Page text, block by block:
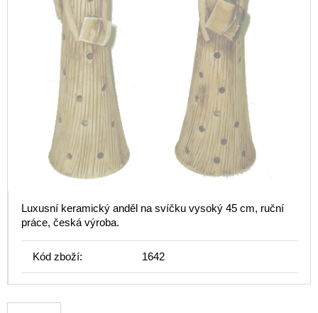
Luxusní keramický anděl na svíčku vysoký 45 cm, ruční
práce, česká výroba.
Kód zboží: 1642